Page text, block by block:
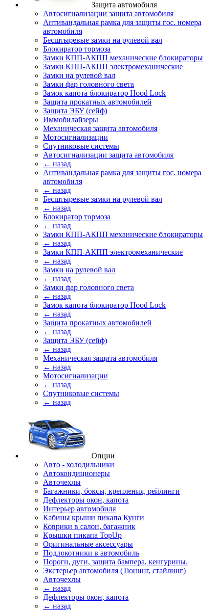
Защита автомобиля
Автосигнализации защита автомобиля
Антивандальная рамка для защиты гос. номера
автомобиля
Бесштыревые замки на рулевой вал
Блокиратор тормоза
Замки КПП-АКПП механические блокираторы
Замки КПП-АКПП электромеханические
Замки на рулевой вал
Замки фар головного света
Замок капота блокиратор Hood Lock
Защита прокатных автомобилей
Защита ЭБУ (сейф)
Иммобилайзеры
Механическая защита автомобиля
Мотосигнализации
Спутниковые системы
Автосигнализации защита автомобиля
← назад
Антивандальная рамка для защиты гос. номера
автомобиля
← назад
Бесштыревые замки на рулевой вал
← назад
Блокиратор тормоза
← назад
Замки КПП-АКПП механические блокираторы
← назад
Замки КПП-АКПП электромеханические
← назад
Замки на рулевой вал
← назад
Замки фар головного света
← назад
Замок капота блокиратор Hood Lock
← назад
Защита прокатных автомобилей
← назад
Защита ЭБУ (сейф)
← назад
Механическая защита автомобиля
← назад
Мотосигнализации
← назад
Спутниковые системы
← назад
Опции
Авто - холодильники
Автокондиционеры
Авточехлы
Багажники, боксы, крепления, рейлинги
Дефлекторы окон, капота
Интерьер автомобиля
Кабины крыши пикапа Кунги
Коврики в салон, багажник
Крышки пикапа TopUp
Оригинальные аксессуары
Подлокотники в автомобиль
Пороги, дуги, защита бампера, кенгурины.
Экстерьер автомобиля (Тюнинг, стайлинг)
Авточехлы
← назад
Дефлекторы окон, капота
← назад